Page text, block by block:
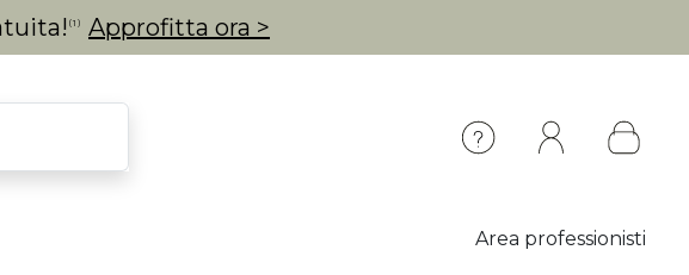
(1) Approfitta ora >
Area professionisti